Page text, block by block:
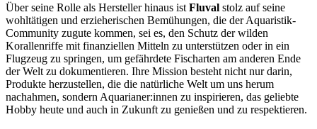
Über seine Rolle als Hersteller hinaus ist Fluval stolz auf seine
wohltätigen und erzieherischen Bemühungen, die der Aquaristik-
Community zugute kommen, sei es, den Schutz der wilden
Korallenriffe mit finanziellen Mitteln zu unterstützen oder in ein
Flugzeug zu springen, um gefährdete Fischarten am anderen Ende
der Welt zu dokumentieren. Ihre Mission besteht nicht nur darin,
Produkte herzustellen, die die natürliche Welt um uns herum
nachahmen, sondern Aquarianer:innen zu inspirieren, das geliebte
Hobby heute und auch in Zukunft zu genießen und zu respektieren.